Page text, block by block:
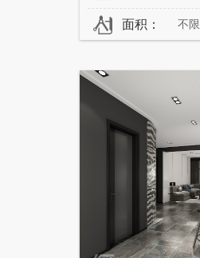
面积： 不限